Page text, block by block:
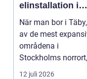
elinstallation i
norrort
När man bor i
av de mest
områdena i
Stockholms
b...
12 juli 2026